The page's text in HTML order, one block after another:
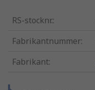
RS-stocknr.:
Fabrikantnummer:
Fabrikant: